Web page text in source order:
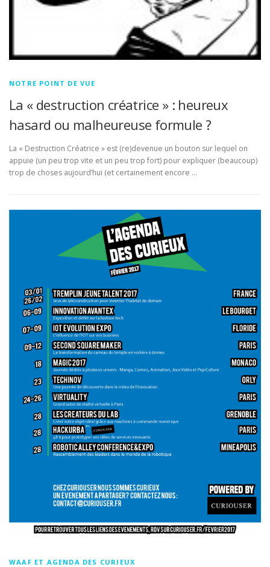
NOTRE POINT DE VUE
La « destruction créatrice » : heureux
hasard ou malheureuse formule ?
La « Destruction Créatrice » est (re)devenue un bouton sur lequel on
appuie (un peu trop vite et un peu trop fort) pour expliquer (beaucoup)
trop de choses aujourd’hui (et certainement encore …
WAAF ET AGENDA DES CURIEUX